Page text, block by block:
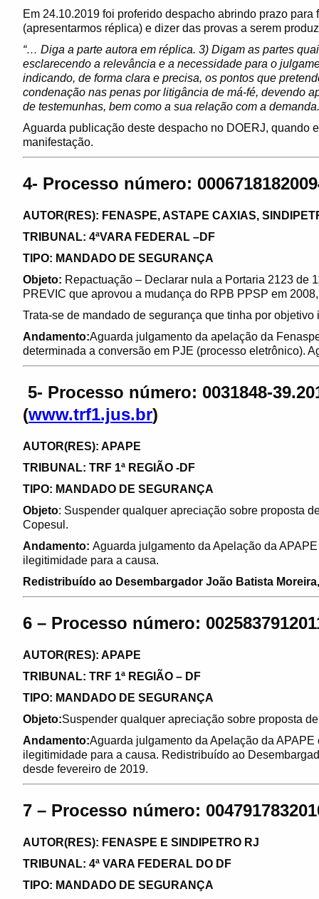
Em 24.10.2019 foi proferido despacho abrindo prazo
(apresentarmos réplica) e dizer das provas a serem
“… Diga a parte autora em réplica. 3) Digam as partes
esclarecendo a relevância e a necessidade para o
indicando, de forma clara e precisa, os pontos que
condenação nas penas por litigância de má-fé, devendo
de testemunhas, bem como a sua relação com a demanda.
Aguarda publicação deste despacho no DOERJ, quando
manifestação.
4- Processo número:
AUTOR(RES): FENASPE, ASTAPE CAXIAS,
TRIBUNAL: 4ªVARA FEDERAL –DF
TIPO: MANDADO DE SEGURANÇA
Objeto: Repactuação – Declarar nula a Portaria 2123 de
PREVIC que aprovou a mudança do RPB PPSP em
Trata-se de mandado de segurança que tinha por
Andamento:Aguarda julgamento da apelação da
determinada a conversão em PJE (processo eletrônico).
5- Processo número: 0031848-
(www.trf1.jus.br)
AUTOR(RES): APAPE
TRIBUNAL: TRF 1ª REGIÃO -DF
TIPO: MANDADO DE SEGURANÇA
Objeto: Suspender qualquer apreciação sobre proposta
Copesul.
Andamento: Aguarda julgamento da Apelação da
ilegitimidade para a causa.
Redistribuído ao Desembargador João Batista
6 – Processo número:
AUTOR(RES): APAPE
TRIBUNAL: TRF 1ª REGIÃO – DF
TIPO: MANDADO DE SEGURANÇA
Objeto:Suspender qualquer apreciação sobre proposta
Andamento:Aguarda julgamento da Apelação da
ilegitimidade para a causa. Redistribuído ao
desde fevereiro de 2019.
7 – Processo número:
AUTOR(RES): FENASPE E SINDIPETRO RJ
TRIBUNAL: 4ª VARA FEDERAL DO DF
TIPO: MANDADO DE SEGURANÇA